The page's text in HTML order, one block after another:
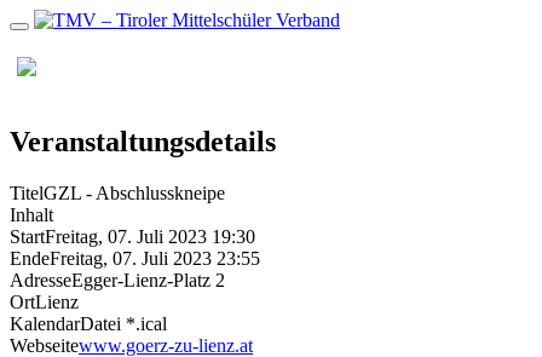
Zum
Veranstaltungsdetails
TitelGZL - Abschlusskneipe
Inhalt
StartFreitag, 07. Juli 2023 19:30
EndeFreitag, 07. Juli 2023 23:55
AdresseEgger-Lienz-Platz 2
OrtLienz
KalendarDatei *.ical
Webseitewww.goerz-zu-lienz.at